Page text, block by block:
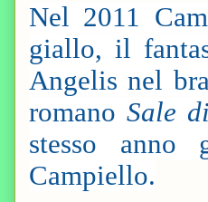
Nel 2011
giallo, il
Angelis nel
romano Sale
stesso
Campiello.